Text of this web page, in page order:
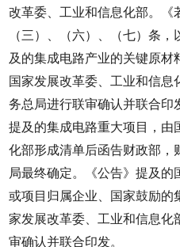
改革委、工业和信息化部。《
（三）、（六）、（七）条
及的集成电路产业的关键原
国家发展改革委、工业和信
务总局进行联审确认并联合印
提及的集成电路重大项目，由
化部形成清单后函告财政部，
局最终确定。《公告》提及
或项目归属企业、国家鼓励的
家发展改革委、工业和信息化
审确认并联合印发。